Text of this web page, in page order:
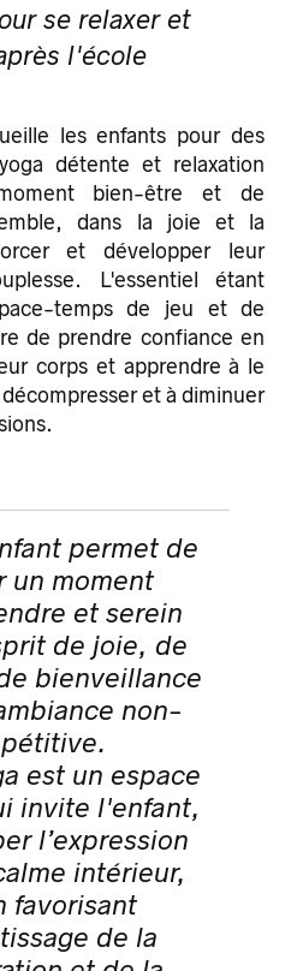
se relaxer et
l'école
les enfants pour des
détente et relaxation
bien-être et de
dans la joie et la
et développer leur
L'essentiel étant
temps de jeu et de
de prendre confiance en
corps et apprendre à le
et à diminuer
permet de
un moment
et serein
de joie, de
bienveillance
non-
est un espace
invite l'enfant,
l’expression
intérieur,
favorisant
de la